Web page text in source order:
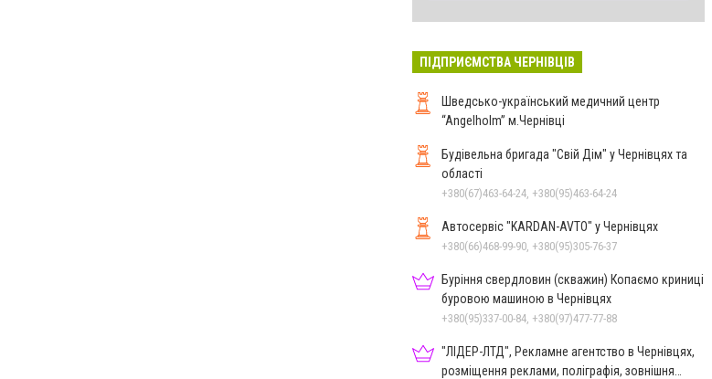
ПІДПРИЄМСТВА ЧЕРНІВЦІВ
Шведсько-український медичний центр
“Angelholm” м.Чернівці
Будівельна бригада "Свій Дім" у Чернівцях та
області
+380(67)463-64-24, +380(95)463-64-24
Автосервіс "KARDAN-AVTO" у Чернівцях
+380(66)468-99-90, +380(95)305-76-37
Буріння свердловин (скважин) Копаємо криниці
буровою машиною в Чернівцях
+380(95)337-00-84, +380(97)477-77-88
"ЛІДЕР-ЛТД", Рекламне агентство в Чернівцях,
розміщення реклами, поліграфія, зовнішня